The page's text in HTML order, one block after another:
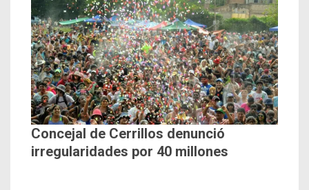
Concejal de Cerrillos denunció
irregularidades por 40 millones